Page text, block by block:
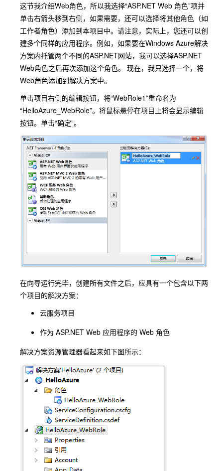
这节我介绍Web角色，所以我选择“ASP.NET Web 角色”项并
单击右箭头移到右侧，如果需要，还可以选择将其他角色（如
工作者角色）添加到本项目中。请注意，实际上，您还可以创
建多个同样的应用程序。例如，如果要在Windows Azure解决
方案内托管两个不同的ASP.NET网站，我可以选择ASP.NET
Web角色之后再次添加这个角色。 现在，我只选择一个，将
Web角色添加到解决方案中。
单击项目右侧的编辑按钮，将“WebRole1”重命名为
“HelloAzure_WebRole”。将鼠标悬停在项目上将会显示编辑
按钮。单击“确定”。
在向导运行完毕，创建所有文件之后，应具有一个包含以下两
个项目的解决方案：
云服务项目
作为 ASP.NET Web 应用程序的 Web 角色
解决方案资源管理器看起来如下图所示：